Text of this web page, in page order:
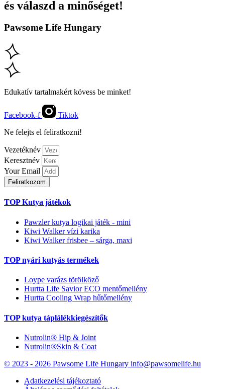
és válaszd a minőséget!
Pawsome Life Hungary
Edukatív tartalmakért kövess be minket!
Facebook-f
Tiktok
Ne felejts el feliratkozni!
Vezetéknév
Keresztnév
Your Email
Feliratkozom
TOP Kutya játékok
Pawzler kutya logikai játék - mini
Kiwi Walker vízi karika
Kiwi Walker frisbee – sárga, maxi
TOP nyári kutyás termékek
Loype varázs törölköző
Hurtta Life Savior ECO mentőmellény
Hurtta Cooling Wrap hűtőmellény
TOP kutya táplálékkiegészítők
Nutrolin® Hip & Joint
Nutrolin®Skin & Coat
© 2023 - 2026 Pawsome Life Hungary info@pawsomelife.hu
Adatkezelési tájékoztató